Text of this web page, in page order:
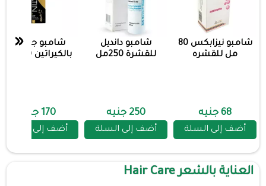
شامبو نيزابكس 80
مل للقشره
68 جنيه
أضف إلى السلة
شامبو دانديل
للقشرة 250مل
250 جنيه
أضف إلى السلة
شامبو جلوسي
بالكيراتين 200 جم
170 جنيه
أضف إلى السلة
«
العناية بالشعر Hair Care